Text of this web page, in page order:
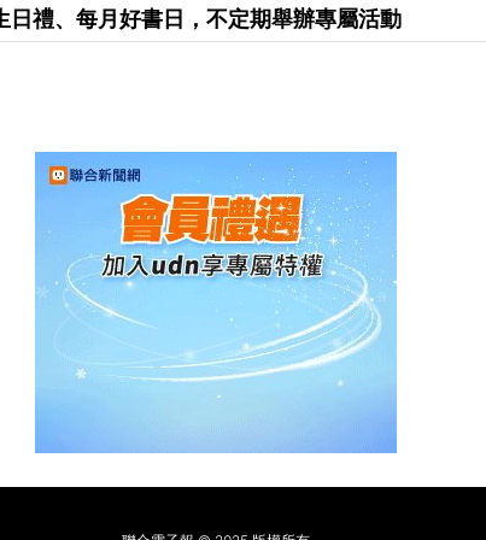
日禮、每月好書日，不定期舉辦專屬活動